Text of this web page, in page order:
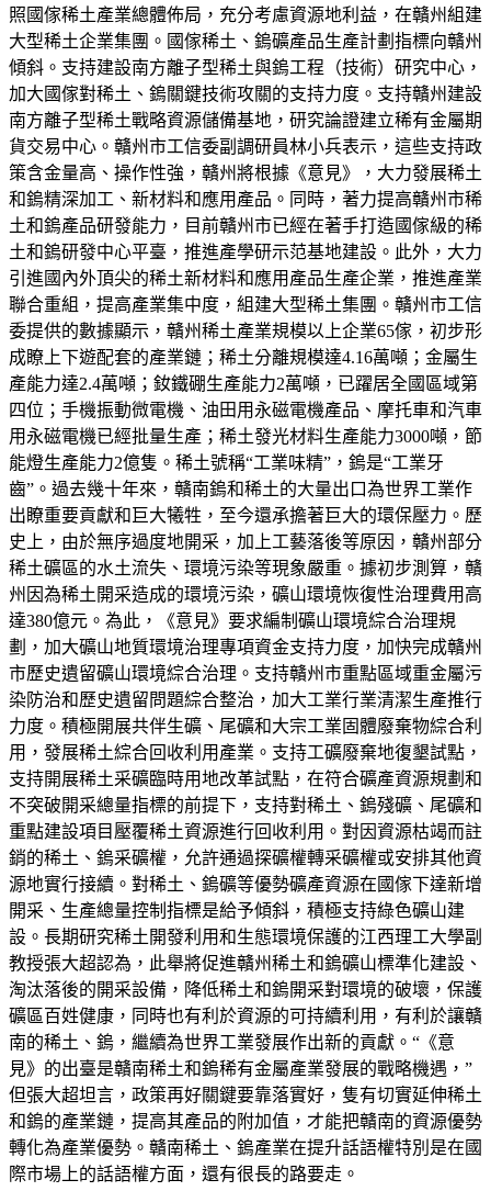
照國傢稀土產業總體佈局，充分考慮資源地利益，在贛州組建
大型稀土企業集團。國傢稀土、鎢礦產品生產計劃指標向贛州
傾斜。支持建設南方離子型稀土與鎢工程（技術）研究中心，
加大國傢對稀土、鎢關鍵技術攻關的支持力度。支持贛州建設
南方離子型稀土戰略資源儲備基地，研究論證建立稀有金屬期
貨交易中心。贛州市工信委副調研員林小兵表示，這些支持政
策含金量高、操作性強，贛州將根據《意見》，大力發展稀土
和鎢精深加工、新材料和應用產品。同時，著力提高贛州市稀
土和鎢產品研發能力，目前贛州市已經在著手打造國傢級的稀
土和鎢研發中心平臺，推進產學研示范基地建設。此外，大力
引進國內外頂尖的稀土新材料和應用產品生產企業，推進產業
聯合重組，提高產業集中度，組建大型稀土集團。贛州市工信
委提供的數據顯示，贛州稀土產業規模以上企業65傢，初步形
成瞭上下遊配套的產業鏈；稀土分離規模達4.16萬噸；金屬生
產能力達2.4萬噸；釹鐵硼生產能力2萬噸，已躍居全國區域第
四位；手機振動微電機、油田用永磁電機產品、摩托車和汽車
用永磁電機已經批量生產；稀土發光材料生產能力3000噸，節
能燈生產能力2億隻。稀土號稱“工業味精”，鎢是“工業牙
齒”。過去幾十年來，贛南鎢和稀土的大量出口為世界工業作
出瞭重要貢獻和巨大犧牲，至今還承擔著巨大的環保壓力。歷
史上，由於無序過度地開采，加上工藝落後等原因，贛州部分
稀土礦區的水土流失、環境污染等現象嚴重。據初步測算，贛
州因為稀土開采造成的環境污染，礦山環境恢復性治理費用高
達380億元。為此，《意見》要求編制礦山環境綜合治理規
劃，加大礦山地質環境治理專項資金支持力度，加快完成贛州
市歷史遺留礦山環境綜合治理。支持贛州市重點區域重金屬污
染防治和歷史遺留問題綜合整治，加大工業行業清潔生產推行
力度。積極開展共伴生礦、尾礦和大宗工業固體廢棄物綜合利
用，發展稀土綜合回收利用產業。支持工礦廢棄地復墾試點，
支持開展稀土采礦臨時用地改革試點，在符合礦產資源規劃和
不突破開采總量指標的前提下，支持對稀土、鎢殘礦、尾礦和
重點建設項目壓覆稀土資源進行回收利用。對因資源枯竭而註
銷的稀土、鎢采礦權，允許通過探礦權轉采礦權或安排其他資
源地實行接續。對稀土、鎢礦等優勢礦產資源在國傢下達新增
開采、生產總量控制指標是給予傾斜，積極支持綠色礦山建
設。長期研究稀土開發利用和生態環境保護的江西理工大學副
教授張大超認為，此舉將促進贛州稀土和鎢礦山標準化建設、
淘汰落後的開采設備，降低稀土和鎢開采對環境的破壞，保護
礦區百姓健康，同時也有利於資源的可持續利用，有利於讓贛
南的稀土、鎢，繼續為世界工業發展作出新的貢獻。“《意
見》的出臺是贛南稀土和鎢稀有金屬產業發展的戰略機遇，”
但張大超坦言，政策再好關鍵要靠落實好，隻有切實延伸稀土
和鎢的產業鏈，提高其產品的附加值，才能把贛南的資源優勢
轉化為產業優勢。贛南稀土、鎢產業在提升話語權特別是在國
際市場上的話語權方面，還有很長的路要走。